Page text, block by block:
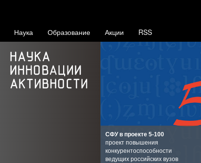
Наука Образование Акции RSS
СФУ в проекте 5-100
проект повышения
конкурентоспособности
ведущих российских вузов